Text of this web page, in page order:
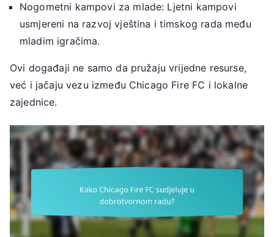
Nogometni kampovi za mlade: Ljetni kampovi
usmjereni na razvoj vještina i timskog rada među
mladim igračima.
Ovi događaji ne samo da pružaju vrijedne resurse,
već i jačaju vezu između Chicago Fire FC i lokalne
zajednice.